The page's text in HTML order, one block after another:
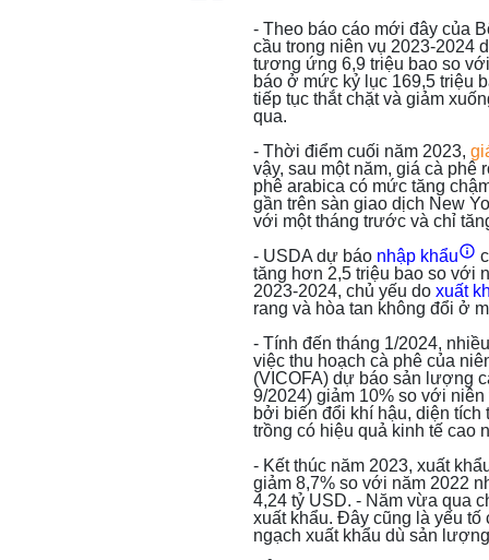
- Theo báo cáo mới đây của
cầu trong niên vụ 2023-2024
tương ứng 6,9 triệu bao so
báo ở mức kỷ lục 169,5 triệu
tiếp tục thắt chặt và giảm
qua.
- Thời điểm cuối năm 2023,
vậy, sau một năm, giá cà phê
phê arabica có mức tăng
gần trên sàn giao dịch New
với một tháng trước và chỉ
- USDA dự báo nhập khẩu
tăng hơn 2,5 triệu bao so với
2023-2024, chủ yếu do xuất
rang và hòa tan không đổi ở
- Tính đến tháng 1/2024,
việc thu hoạch cà phê của
(VICOFA) dự báo sản lượng
9/2024) giảm 10% so với
bởi biến đổi khí hậu, diện
trồng có hiệu quả kinh tế cao
- Kết thúc năm 2023, xuất
giảm 8,7% so với năm 2022
4,24 tỷ USD. - Năm vừa qua
xuất khẩu. Đây cũng là yếu tố
ngạch xuất khẩu dù sản